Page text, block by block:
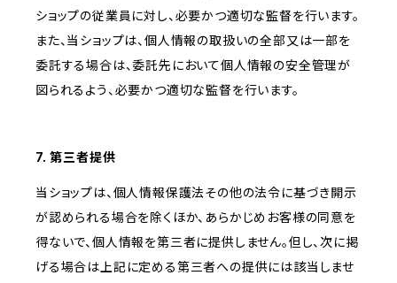
ショップの従業員に対し、必要かつ適切な監督を行います。
また、当ショップは、個人情報の取扱いの全部又は一部を
委託する場合は、委託先において個人情報の安全管理が
図られるよう、必要かつ適切な監督を行います。
7. 第三者提供
当ショップは、個人情報保護法その他の法令に基づき開示
が認められる場合を除くほか、あらかじめお客様の同意を
得ないで、個人情報を第三者に提供しません。但し、次に掲
げる場合は上記に定める第三者への提供には該当しませ